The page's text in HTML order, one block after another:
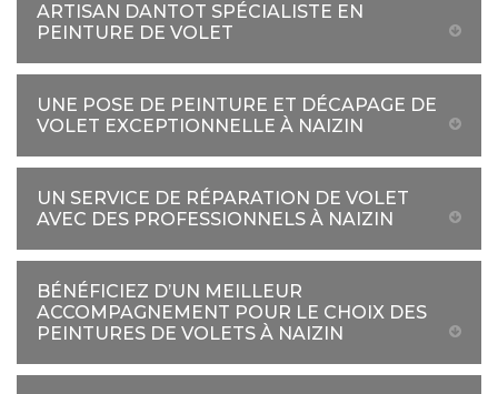
ARTISAN DANTOT SPÉCIALISTE EN
PEINTURE DE VOLET
UNE POSE DE PEINTURE ET DÉCAPAGE DE
VOLET EXCEPTIONNELLE À NAIZIN
UN SERVICE DE RÉPARATION DE VOLET
AVEC DES PROFESSIONNELS À NAIZIN
BÉNÉFICIEZ D’UN MEILLEUR
ACCOMPAGNEMENT POUR LE CHOIX DES
PEINTURES DE VOLETS À NAIZIN